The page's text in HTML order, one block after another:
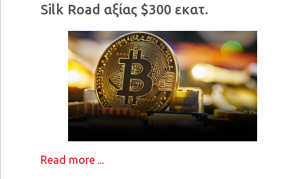
Silk Road αξίας $300 εκατ.
Read more ...